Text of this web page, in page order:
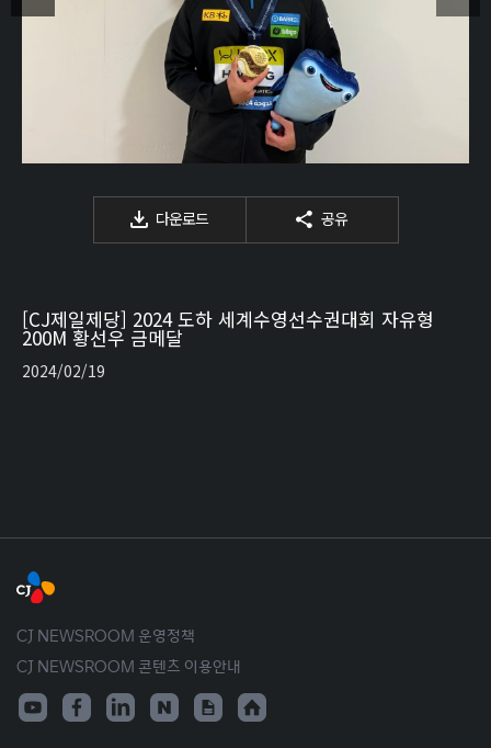
다운로드 공유
[CJ제일제당] 2024 도하 세계수영선수권대회 자유형
200M 황선우 금메달
2024/02/19
CJ NEWSROOM 운영정책
CJ NEWSROOM 콘텐츠 이용안내